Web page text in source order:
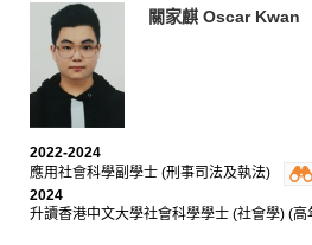
在HPSHCC就讀醫療及保健產品
我在課堂中學習到藥劑學、解剖
儀器等等方面的知識，提高了我
幫助在我入讀大學前打好根基。
師兩年來的指導，他們除了在課
提供各種升學輔導，令我找到明確
關家麒 Oscar Kwan
2022-2024
應用社會科學副學士 (刑事司法及執法)
2024
升讀香港中文大學社會科學學士 (社會學) (高